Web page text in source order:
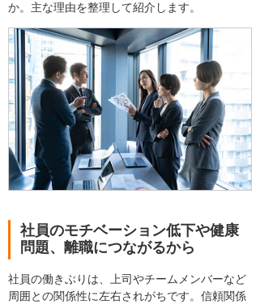
か。主な理由を整理して紹介します。
社員のモチベーション低下や健康
問題、離職につながるから
社員の働きぶりは、上司やチームメンバーなど
周囲との関係性に左右されがちです。信頼関係